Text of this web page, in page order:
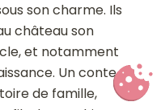
son charme. Ils
château son
et notamment
Un conte
de famille,